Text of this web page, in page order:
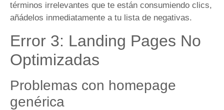
términos irrelevantes que te están consumiendo clics,
añádelos inmediatamente a tu lista de negativas.
Error 3: Landing Pages No
Optimizadas
Problemas con homepage
genérica